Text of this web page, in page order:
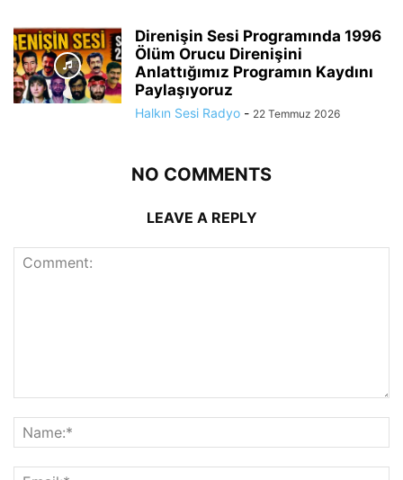
Direnişin Sesi Programında 1996
Ölüm Orucu Direnişini
Anlattığımız Programın Kaydını
Paylaşıyoruz
Halkın Sesi Radyo - 22 Temmuz 2026
NO COMMENTS
LEAVE A REPLY